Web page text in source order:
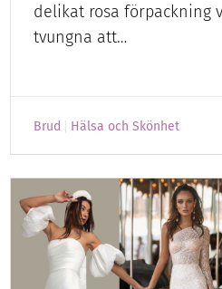
delikat rosa förpackning
tvungna att…
Brud Hälsa och Skönhet